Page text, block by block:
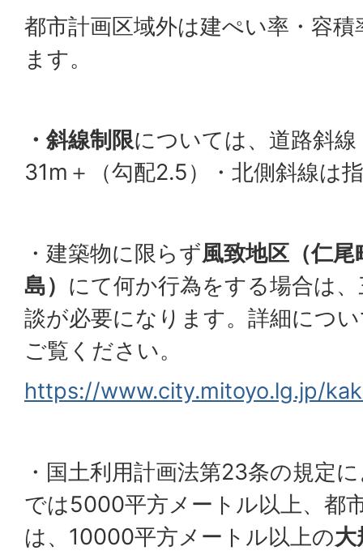
都市計画区域外は建ぺい率・容
ます。
・斜線制限については、道路斜
31m＋（勾配2.5）・北側斜線は
・建築物に限らず風致地区（仁
島） にて何か行為をする場合は
談が必要になります。詳細につ
ご覧ください。
https://www.city.mitoyo.lg.jp/
・国土利用計画法第23条の規定
では5000平方メートル以上、都
は、10000平方メートル以上の大